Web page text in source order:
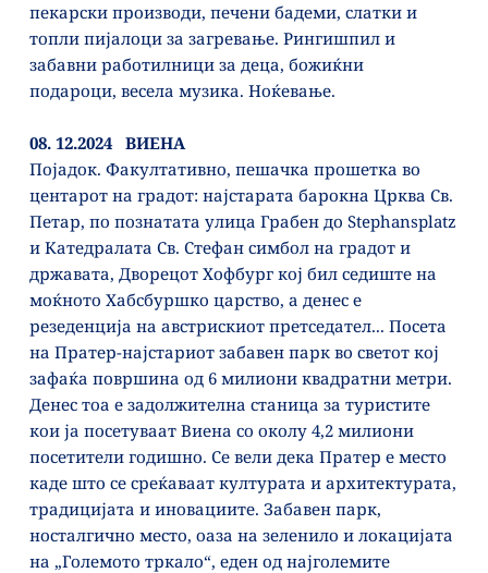
пекарски производи, печени бадеми, слатки и
топли пијалоци за загревање. Рингишпил и
забавни работилници за деца, божиќни
подароци, весела музика. Ноќевање.
08. 12.2024   ВИЕНА
Појадок. Факултативно, пешачка прошетка во
центарот на градот: најстарата барокна Црква Св.
Петар, по познатата улица Грабен до Stephansplatz
и Катедралата Св. Стефан симбол на градот и
државата, Дворецот Хофбург кој бил седиште на
моќното Хабсбуршко царство, а денес е
резеденција на австрискиот претседател... Посета
на Пратер-најстариот забавен парк во светот кој
зафаќа површина од 6 милиони квадратни метри.
Денес тоа е задолжителна станица за туристите
кои ја посетуваат Виена со околу 4,2 милиони
посетители годишно. Се вели дека Пратер е место
каде што се среќаваат културата и архитектурата,
традицијата и иновациите. Забавен парк,
носталгично место, оаза на зеленило и локацијата
на „Големото тркало“, еден од најголемите